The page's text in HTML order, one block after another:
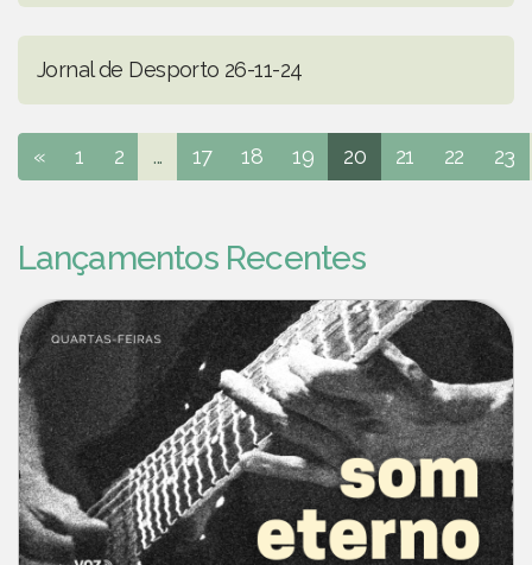
Jornal de Desporto 26-11-24
« 1 2 ... 17 18 19 20 21 22 23
Lançamentos Recentes